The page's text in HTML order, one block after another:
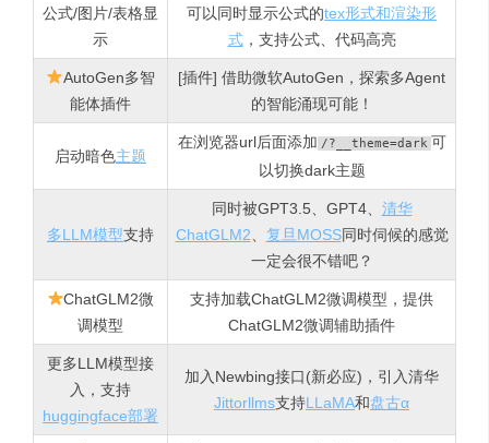
公式/图片/表格显
示
可以同时显示公式的tex形式和渲染形
式，支持公式、代码高亮
AutoGen多智
能体插件
[插件] 借助微软AutoGen，探索多Agent
的智能涌现可能！
启动暗色主题
在浏览器url后面添加 /?__theme=dark 可
以切换dark主题
多LLM模型支持
同时被GPT3.5、GPT4、 清华
ChatGLM2
复旦MOSS同时伺候的感觉
一定会很不错吧？
ChatGLM2微
调模型
支持加载ChatGLM2微调模型，提供
ChatGLM2微调辅助插件
更多LLM模型接
入，支持
huggingface部署
加入Newbing接口(新必应)，引入清华
Jittorllms支持LLaMA和盘古α